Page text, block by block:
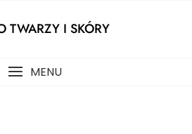
TWARZY I SKÓRY
MENU